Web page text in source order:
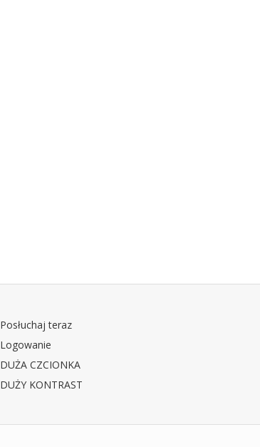
Posłuchaj teraz
Logowanie
DUŻA CZCIONKA
DUŻY KONTRAST